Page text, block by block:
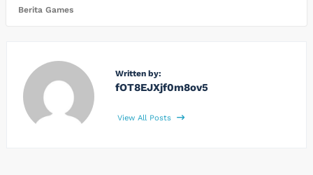
Berita Games
Written by:
fOT8EJXjf0m8ov5
View All Posts